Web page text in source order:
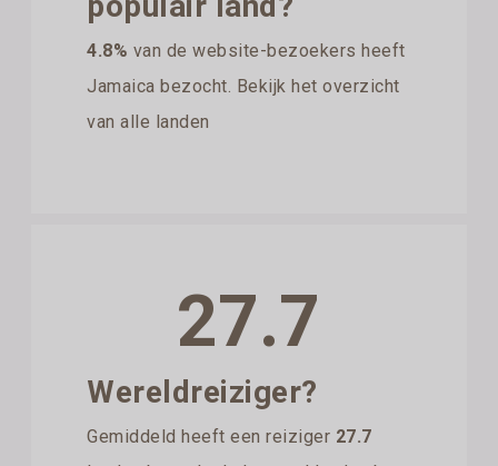
4.8% van de website-bezoekers heeft
Jamaica bezocht. Bekijk het overzicht
van alle landen
27.7
Wereldreiziger?
Gemiddeld heeft een reiziger 27.7